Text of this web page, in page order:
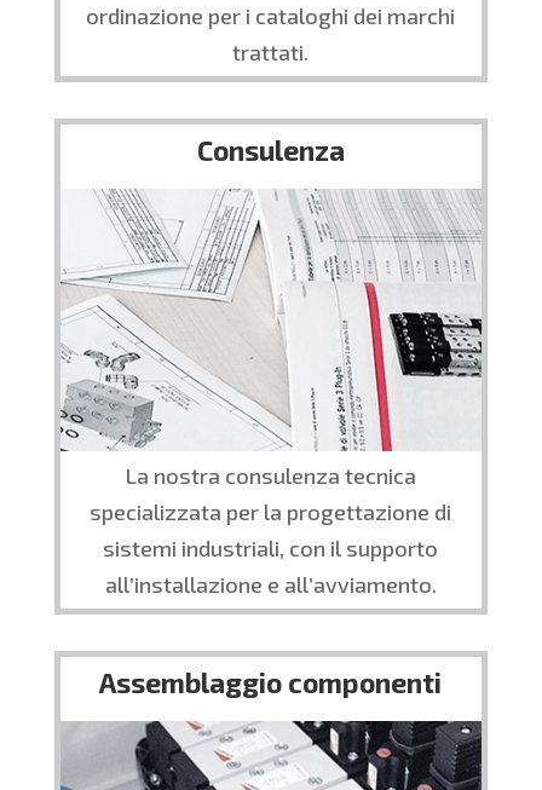
ordinazione per i cataloghi dei marchi
trattati.
Consulenza
La nostra consulenza tecnica
specializzata per la progettazione di
sistemi industriali, con il supporto
all’installazione e all’avviamento.
Assemblaggio componenti